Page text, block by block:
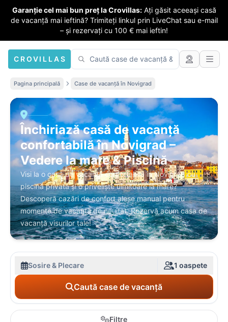
Garanție cel mai bun preț la Crovillas: Ați găsit aceeași casă
de vacanță mai ieftină? Trimiteți linkul prin LiveChat sau e-mail
– și rezervați cu 100 € mai ieftin!
CROVILLAS
Pagina principală Case de vacanță în Novigrad
Închiriază casă de vacanță
confortabilă în Novigrad –
Vedere la mare & Piscină
Visi la o casă de vacanță confortabilă în Novigrad cu
piscină privată și o priveliște uimitoare la mare?
Descoperă cazări de confort alese manual pentru
momente de vacanță de neuitat. Rezervă acum casa de
vacanță visurilor tale!
Sosire & Plecare 1 oaspete
Caută case de vacanță
Filtre